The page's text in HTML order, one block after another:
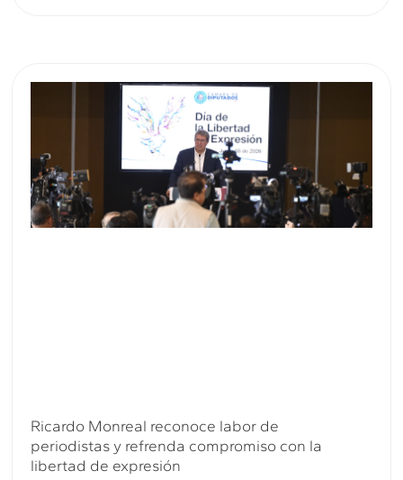
Ricardo Monreal reconoce labor de
periodistas y refrenda compromiso con la
libertad de expresión